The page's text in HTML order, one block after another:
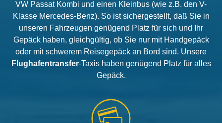
VW Passat Kombi und einen Kleinbus (wie z.B. den V-
Klasse Mercedes-Benz). So ist sichergestellt, daß Sie in
unseren Fahrzeugen genügend Platz für sich und Ihr
Gepäck haben, gleichgültig, ob Sie nur mit Handgepäck
oder mit schwerem Reisegepäck an Bord sind. Unsere
Flughafentransfer-Taxis haben genügend Platz für alles
Gepäck.